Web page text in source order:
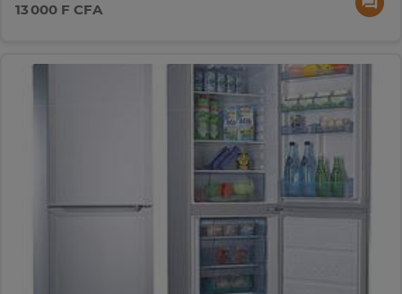
13 000 F CFA